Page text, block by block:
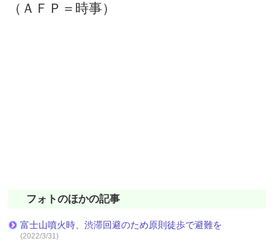
（ＡＦＰ＝時事）
フォトのほかの記事
富士山噴火時、渋滞回避のため原則徒歩で避難を
(2022/3/31)